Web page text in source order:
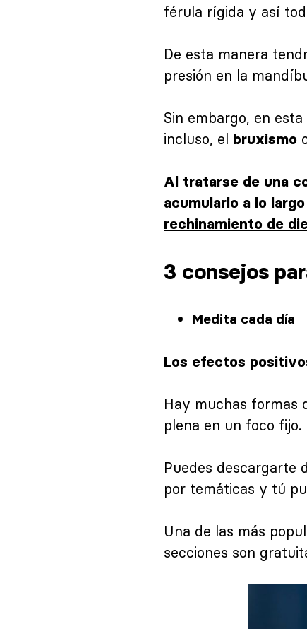
férula rígida y así
De esta manera
presión en la
Sin embargo, en
incluso, el bruxismo
Al tratarse de una
acumularlo a lo
rechinamiento de
3 consejos
Medita cada día
Los efectos
Hay muchas formas
plena en un foco fijo.
Puedes descargarte
por temáticas y tú
Una de las más
secciones son